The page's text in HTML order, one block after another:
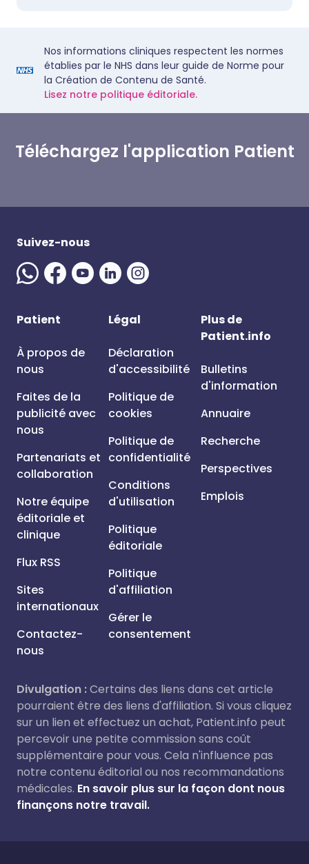
Nos informations cliniques respectent les normes
établies par le NHS dans leur guide de Norme pour
la Création de Contenu de Santé.
Lisez notre politique éditoriale.
Téléchargez l'application Patient
Suivez-nous
Patient
À propos de
nous
Faites de la
publicité avec
nous
Partenariats et
collaboration
Notre équipe
éditoriale et
clinique
Flux RSS
Sites
internationaux
Contactez-
nous
Légal
Déclaration
d'accessibilité
Politique de
cookies
Politique de
confidentialité
Conditions
d'utilisation
Politique
éditoriale
Politique
d'affiliation
Gérer le
consentement
Plus de
Patient.info
Bulletins
d'information
Annuaire
Recherche
Perspectives
Emplois
Divulgation :Certains des liens dans cet article
pourraient être des liens d'affiliation. Si vous cliquez
sur un lien et effectuez un achat, Patient.info peut
percevoir une petite commission sans coût
supplémentaire pour vous. Cela n'influence pas
notre contenu éditorial ou nos recommandations
médicales. En savoir plus sur la façon dont nous
finançons notre travail.